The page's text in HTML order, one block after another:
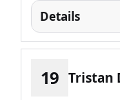
Details
19 Tristan